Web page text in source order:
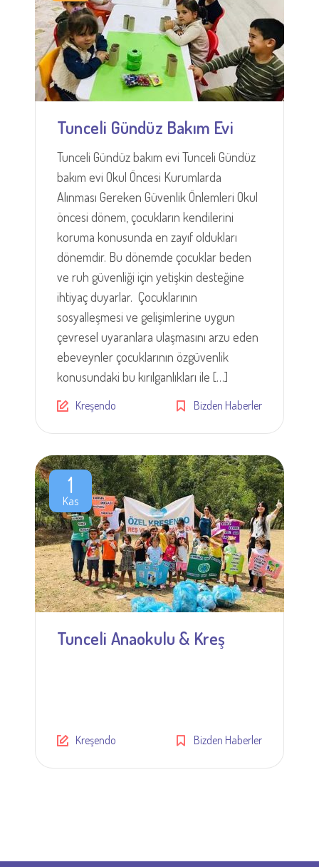
Tunceli Gündüz Bakım Evi
Tunceli Gündüz bakım evi Tunceli Gündüz
bakım evi Okul Öncesi Kurumlarda
Alınması Gereken Güvenlik Önlemleri Okul
öncesi dönem, çocukların kendilerini
koruma konusunda en zayıf oldukları
dönemdir. Bu dönemde çocuklar beden
ve ruh güvenliği için yetişkin desteğine
ihtiyaç duyarlar. Çocuklarının
sosyalleşmesi ve gelişimlerine uygun
çevresel uyaranlara ulaşmasını arzu eden
ebeveynler çocuklarının özgüvenlik
konusundaki bu kırılganlıkları ile […]
Kreşendo Bizden Haberler
1
Kas
Tunceli Anaokulu & Kreş
Kreşendo Bizden Haberler